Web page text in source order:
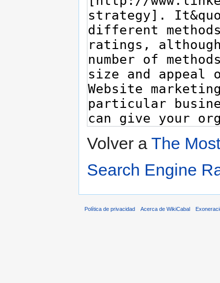
Volver a The
Search Engine
Política de privacidad Acerca de WikiCabal